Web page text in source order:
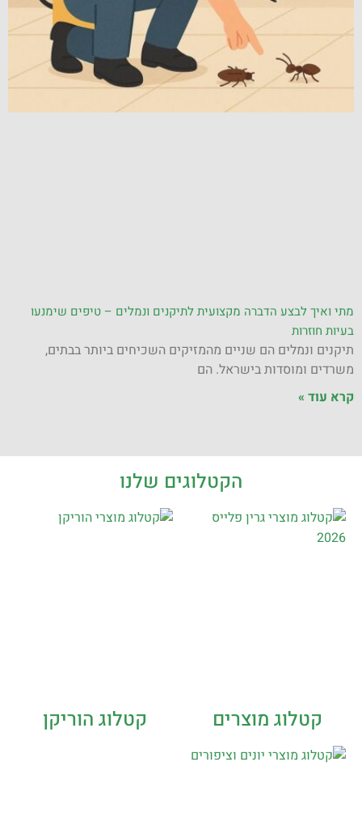
מתי ואיך לבצע הדברה מקצועית לתיקנים ונמלים – טיפים שימנעו
בעיות חוזרות
תיקנים ונמלים הם שניים מהמזיקים השכיחים ביותר בבתים,
משרדים ומוסדות בישראל. הם
קרא עוד »
הקטלוגים שלנו
קטלוג מוצרים קטלוג הוריקן